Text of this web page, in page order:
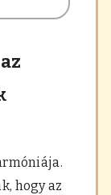
hogy az